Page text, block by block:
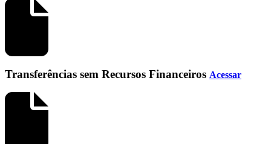
Transferências sem Recursos Financeiros Acessar